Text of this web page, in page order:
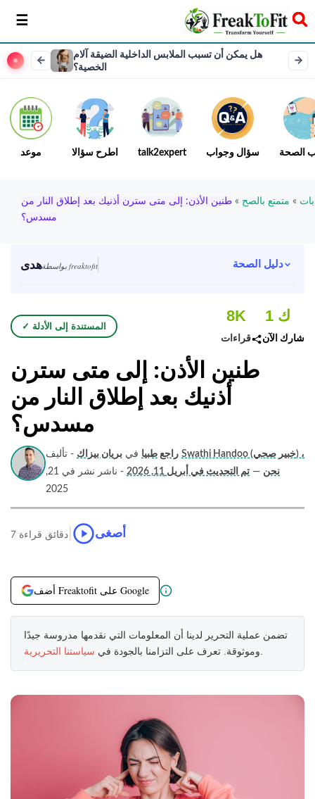
سخر
هل يمكن أن تسبب الملابس الداخلية الضيقة آلام
الخصية؟
موعد اطرح سؤالا talk2expert سؤال وجواب الصحة
بات » متمتع بالصح » طنين الأذن: إلى متى سترن أذنيك بعد إطلاق النار من
مسدس؟
هدى بواسطة freaktofit دليل الصحة
✓ المستندة إلى الأدلة
8K
قراءات
1 ك
شارك الآن
طنين الأذن: إلى متى سترن
أذنيك بعد إطلاق النار من
مسدس؟
راجع طبيا في بريان بيزاك - تأليف
Swathi Handoo (خبير صحي) ،
نحن — تم التحديث في أبريل 11, 2026
- ناشر نشر في 21,
2025
7 دقائق قراءة أصغى
أضف Freaktofit على Google
تضمن عملية التحرير لدينا أن المعلومات التي نقدمها مدروسة جيدًا
وموثوقة. تعرف على التزامنا بالجودة في سياستنا التحريرية